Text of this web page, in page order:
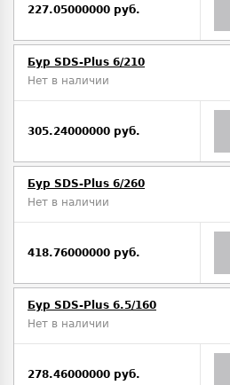
227.05000000 руб.
Бур SDS-Plus 6/210
Нет в наличии
305.24000000 руб.
Бур SDS-Plus 6/260
Нет в наличии
418.76000000 руб.
Бур SDS-Plus 6.5/160
Нет в наличии
278.46000000 руб.